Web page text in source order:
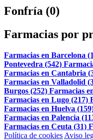
Fonfría (0)
Farmacias por
Farmacias en Barcelona
Pontevedra (542)
Farmacias en Cantabria
Farmacias en Valladolid
Burgos (252) Farmacias
Farmacias en Lugo (217)
Farmacias en Huelva
Farmacias en Palencia
Farmacias en Ceuta (31)
Política de cookies Aviso